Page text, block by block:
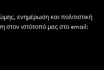
ενημέρωση και πολιτιστική
στον ιστότοπό μας στο email: